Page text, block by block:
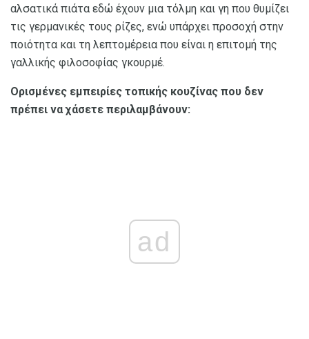
αλσατικά πιάτα εδώ έχουν μια τόλμη και γη που θυμίζει
τις γερμανικές τους ρίζες, ενώ υπάρχει προσοχή στην
ποιότητα και τη λεπτομέρεια που είναι η επιτομή της
γαλλικής φιλοσοφίας γκουρμέ.
Ορισμένες εμπειρίες τοπικής κουζίνας που δεν
πρέπει να χάσετε περιλαμβάνουν:
ad